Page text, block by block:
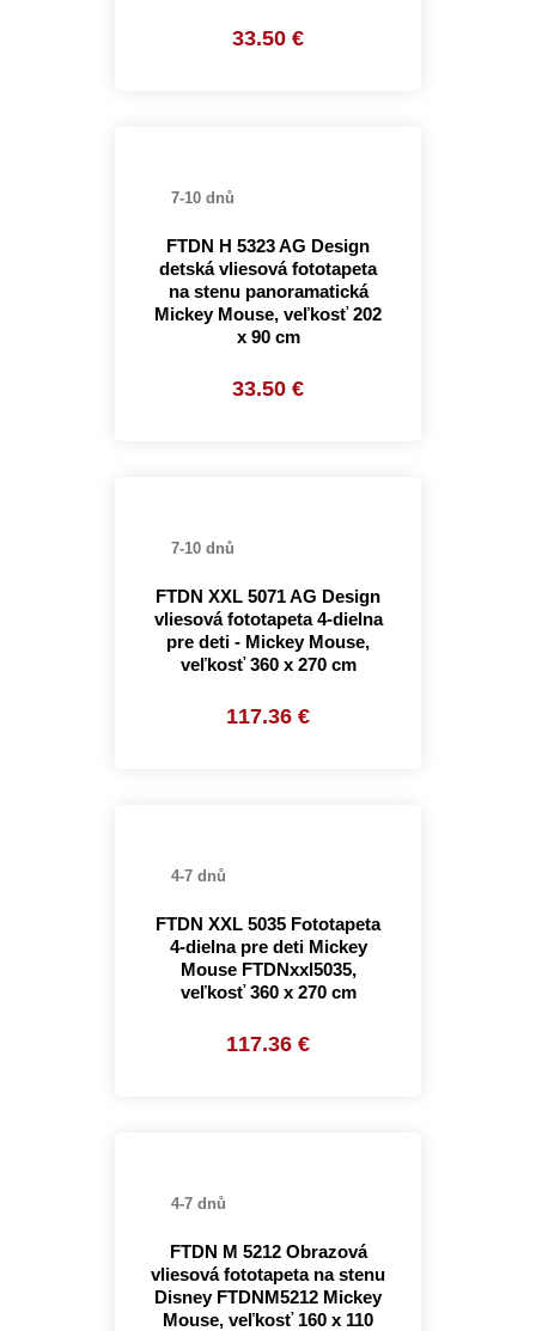
33.50 €
7-10 dnů
FTDN H 5323 AG Design
detská vliesová fototapeta
na stenu panoramatická
Mickey Mouse, veľkosť 202
x 90 cm
33.50 €
7-10 dnů
FTDN XXL 5071 AG Design
vliesová fototapeta 4-dielna
pre deti - Mickey Mouse,
veľkosť 360 x 270 cm
117.36 €
4-7 dnů
FTDN XXL 5035 Fototapeta
4-dielna pre deti Mickey
Mouse FTDNxxl5035,
veľkosť 360 x 270 cm
117.36 €
4-7 dnů
FTDN M 5212 Obrazová
vliesová fototapeta na stenu
Disney FTDNM5212 Mickey
Mouse, veľkosť 160 x 110